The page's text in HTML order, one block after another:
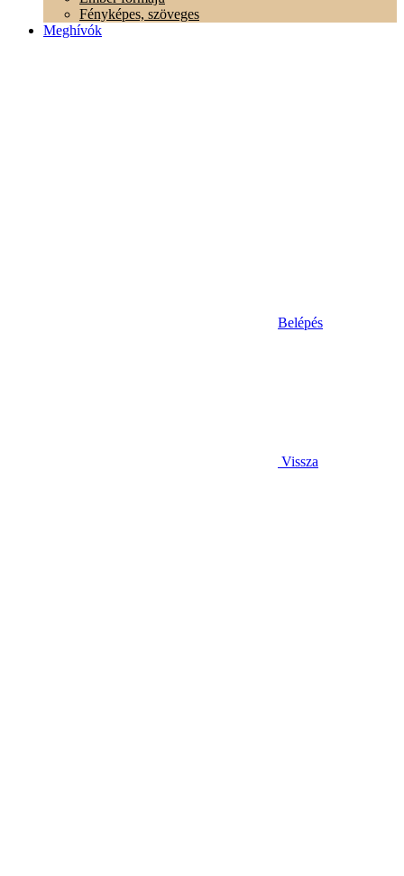
Fényképes, szöveges
Meghívók
Belépés
Vissza